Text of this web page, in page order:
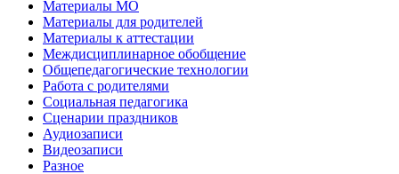
Материалы МО
Материалы для родителей
Материалы к аттестации
Междисциплинарное обобщение
Общепедагогические технологии
Работа с родителями
Социальная педагогика
Сценарии праздников
Аудиозаписи
Видеозаписи
Разное